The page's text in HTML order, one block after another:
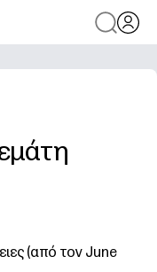
(από τον June